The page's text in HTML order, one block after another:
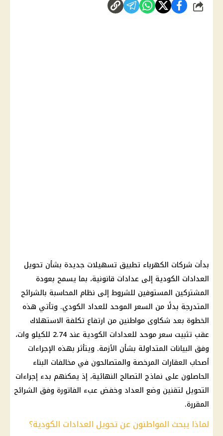
شارك
بدأت شركات الكهرباء تطبيق تسهيلات جديدة بشأن تحويل
العدادات الكودية إلى عدادات قانونية، بما يسمح بعودة
المشتركين المستوفين للشروط إلى نظام المحاسبة بالشرائح
المتدرجة بدلًا من السعر الموحد للعداد الكودي. وتأتي هذه
الخطوة بعد شكاوى مواطنين من ارتفاع تكلفة الاستهلاك
عقب تثبيت سعر موحد للعدادات الكودية عند 2.74 للكيلو وات،
وفق البيانات المتداولة بشأن الأزمة. ويتأثر بهذه الإجراءات
أصحاب العقارات المرخصة والمتصالحون في مخالفات البناء
الحاصلون على نماذج التصالح النهائية، إذ يمكنهم بدء إجراءات
التحويل لتقنين وضع العداد وخفض عبء الفاتورة وفق الشرائح
المقررة.
لماذا يبحث المواطنون عن تحويل العدادات الكودية؟